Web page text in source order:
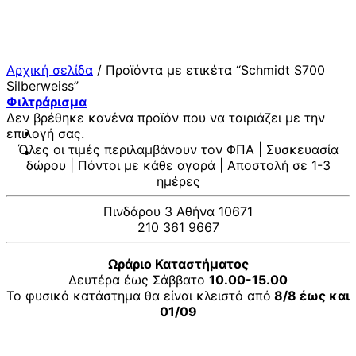
Αρχική σελίδα / Προϊόντα με ετικέτα “Schmidt S700
Silberweiss”
Φιλτράρισμα
Δεν βρέθηκε κανένα προϊόν που να ταιριάζει με την
επιλογή σας.
Όλες οι τιμές περιλαμβάνουν τον ΦΠΑ | Συσκευασία
δώρου | Πόντοι με κάθε αγορά | Αποστολή σε 1-3
ημέρες
Πινδάρου 3 Αθήνα 10671
210 361 9667
Ωράριο Καταστήματος
Δευτέρα έως Σάββατο 10.00-15.00
Το φυσικό κατάστημα θα είναι κλειστό από 8/8 έως και
01/09